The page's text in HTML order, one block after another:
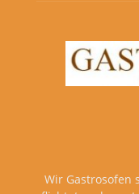
Wir Gastrosofen